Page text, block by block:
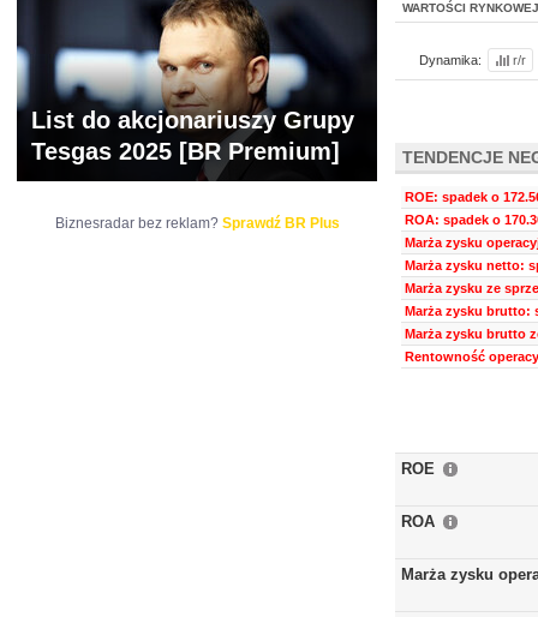
WARTOŚCI RYNKOWEJ
Dynamika: r/r
TENDENCJE
ROE: spadek o
ROA: spadek o
Marża zysku
Marża zysku netto:
Marża zysku ze
Marża zysku brutto:
Marża zysku brutto
Rentowność
ROE
ROA
Marża zysku
List do akcjonariuszy Grupy
Tesgas 2025 [BR Premium]
Biznesradar bez reklam? Sprawdź BR Plus